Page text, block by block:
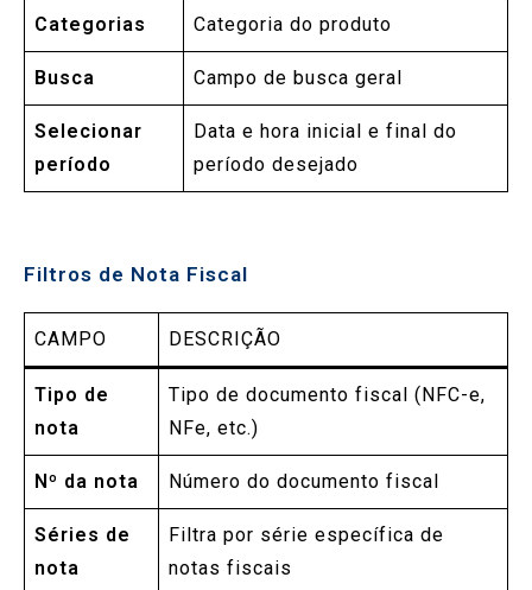
Categorias Categoria do produto
Busca Campo de busca geral
Selecionar
período
Data e hora inicial e final do
período desejado
Filtros de Nota Fiscal
CAMPO DESCRIÇÃO
Tipo de
nota
Tipo de documento fiscal (NFC-e,
NFe, etc.)
Nº da nota Número do documento fiscal
Séries de
nota
Filtra por série específica de
notas fiscais